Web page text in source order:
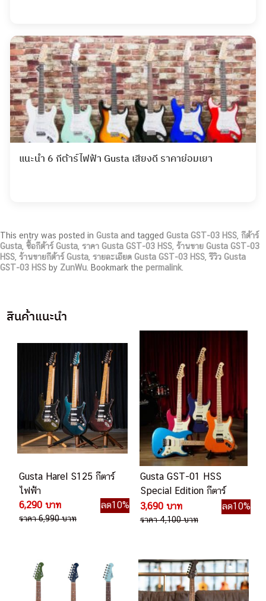
แนะนำ 6 กีต้าร์ไฟฟ้า Gusta เสียงดี ราคาย่อมเยา
This entry was posted in Gusta and tagged Gusta GST-03 HSS กีต้าร์
Gusta ซื้อกีต้าร์ Gusta ราคา Gusta GST-03 HSS ร้านขาย Gusta GST-03
HSS ร้านขายกีต้าร์ Gusta รายละเอียด Gusta GST-03 HSS ,รีวิว Gusta
GST-03 HSS by ZunWu . Bookmark the permalink
สินค้าแนะนำ
Gusta Harel S125 กีตาร์
ไฟฟ้า
6,290 บาท
ลด10%
ราคา 6,990 บาท
Gusta GST-01 HSS
Special Edition กีตาร์
ไฟฟ้า
3,690 บาท ลด10%
ราคา 4,100 บาท